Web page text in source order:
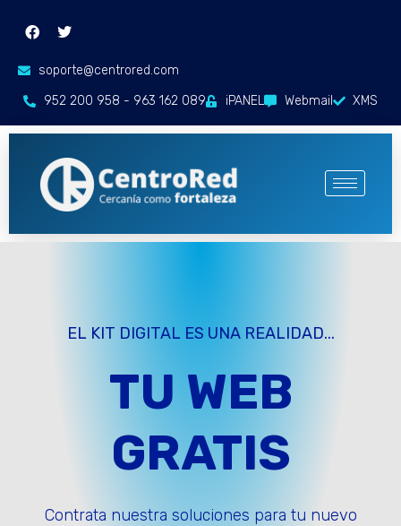
soporte@centrored.com
952 200 958 - 963 162 089
iPANEL Webmail XMS
EL KIT DIGITAL ES UNA REALIDAD...
TU WEB
GRATIS
Contrata nuestra soluciones para tu nuevo